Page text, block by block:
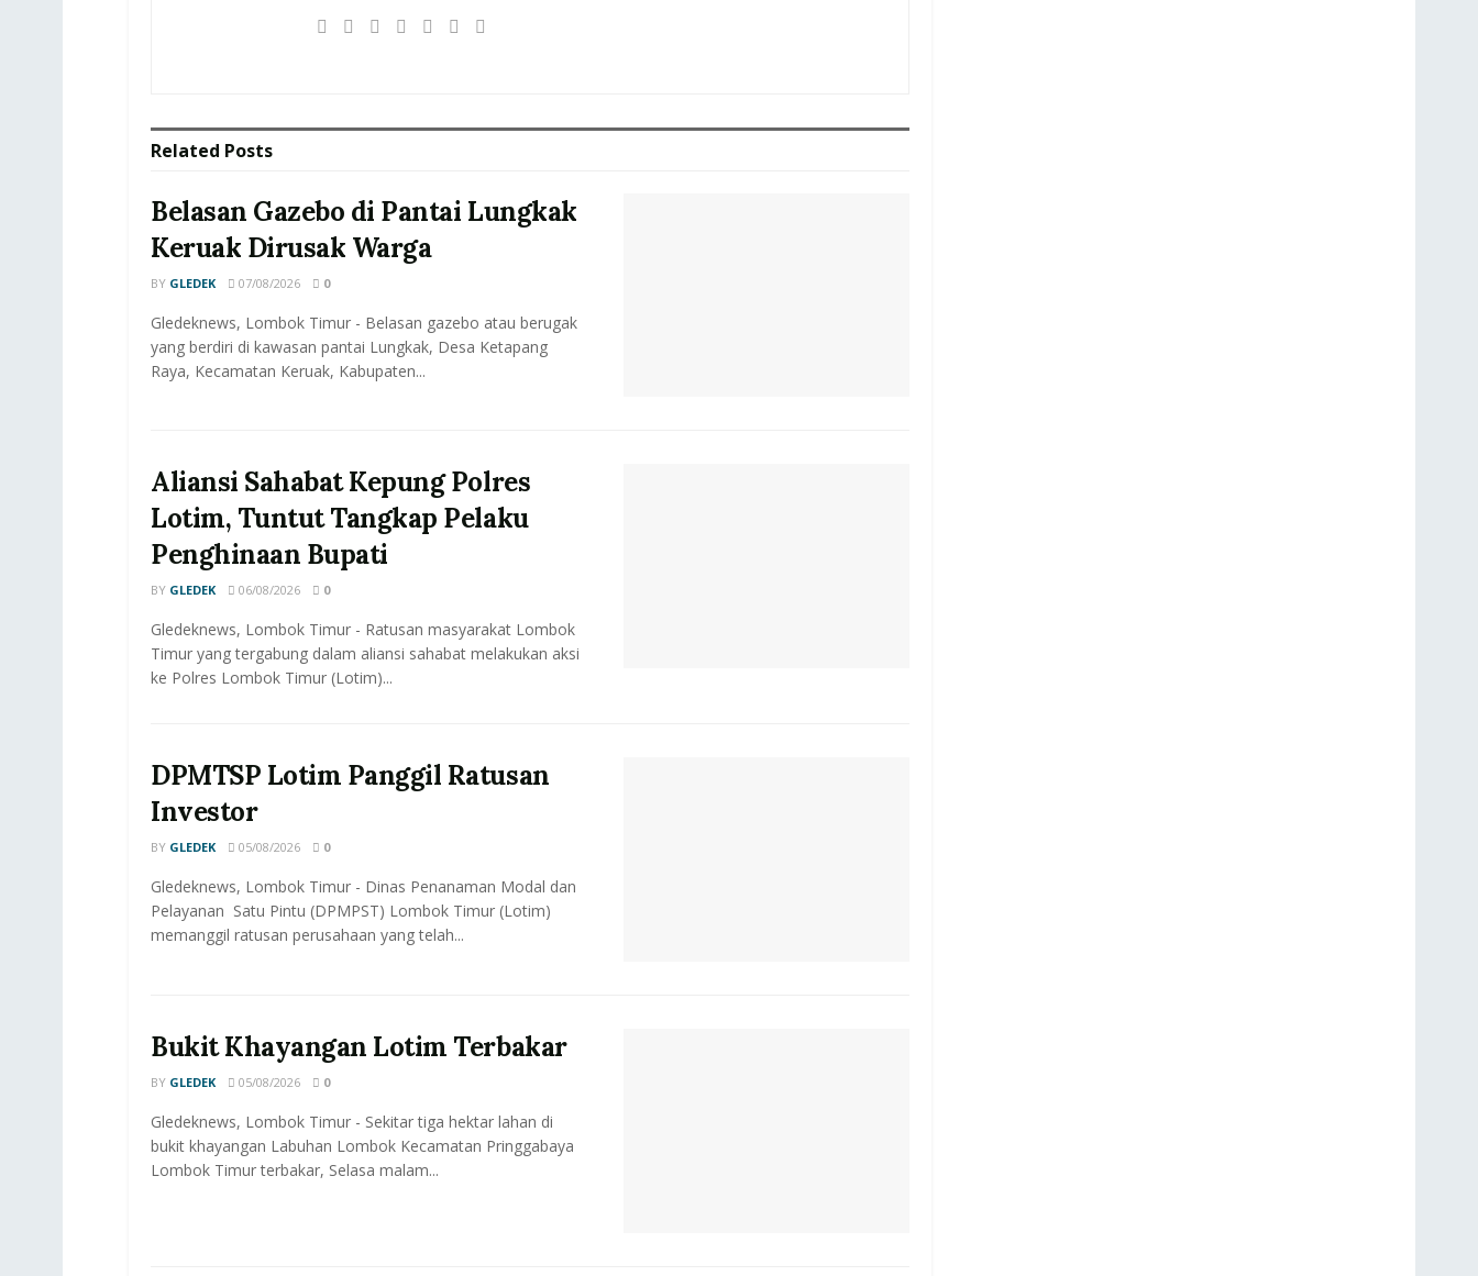
Related Posts
Belasan Gazebo di Pantai Lungkak
Keruak Dirusak Warga
BY GLEDEK 07/08/2026 0
Gledeknews, Lombok Timur - Belasan gazebo atau berugak
yang berdiri di kawasan pantai Lungkak, Desa Ketapang
Raya, Kecamatan Keruak, Kabupaten...
Aliansi Sahabat Kepung Polres
Lotim, Tuntut Tangkap Pelaku
Penghinaan Bupati
BY GLEDEK 06/08/2026 0
Gledeknews, Lombok Timur - Ratusan masyarakat Lombok
Timur yang tergabung dalam aliansi sahabat melakukan aksi
ke Polres Lombok Timur (Lotim)...
DPMTSP Lotim Panggil Ratusan
Investor
BY GLEDEK 05/08/2026 0
Gledeknews, Lombok Timur - Dinas Penanaman Modal dan
Pelayanan Satu Pintu (DPMPST) Lombok Timur (Lotim)
memanggil ratusan perusahaan yang telah...
Bukit Khayangan Lotim Terbakar
BY GLEDEK 05/08/2026 0
Gledeknews, Lombok Timur - Sekitar tiga hektar lahan di
bukit khayangan Labuhan Lombok Kecamatan Pringgabaya
Lombok Timur terbakar, Selasa malam...